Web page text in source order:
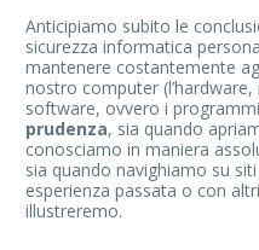
Anticipiamo subito le
sicurezza informatica
mantenere costantemente
nostro computer
software, ovvero i
prudenza, sia quando
conosciamo in maniera
sia quando navighiamo su
esperienza passata o con
illustreremo.